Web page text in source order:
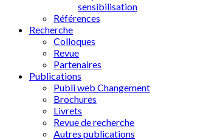
sensibilisation
Références
Recherche
Colloques
Revue
Partenaires
Publications
Publi web Changement
Brochures
Livrets
Revue de recherche
Autres publications